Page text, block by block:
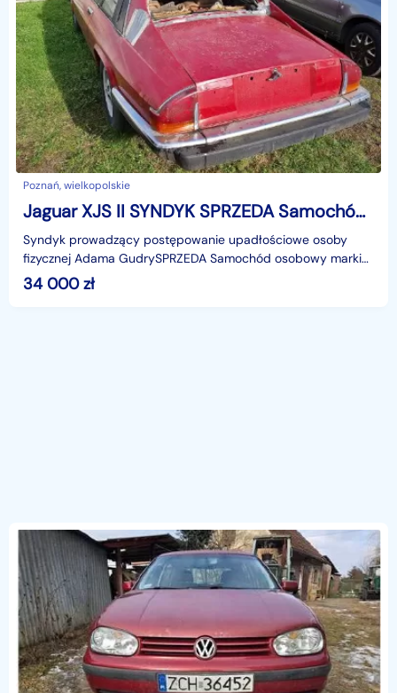
Poznań, wielkopolskie
Jaguar XJS II SYNDYK SPRZEDA Samochód osobowy marki Jaguar XJ-S
Syndyk prowadzący postępowanie upadłościowe osoby
fizycznej Adama GudrySPRZEDA Samochód osobowy marki
Jaguar XJ-S, rok produkcji: 1986, VIN: SAJNV5845HC134560,
34 000zł